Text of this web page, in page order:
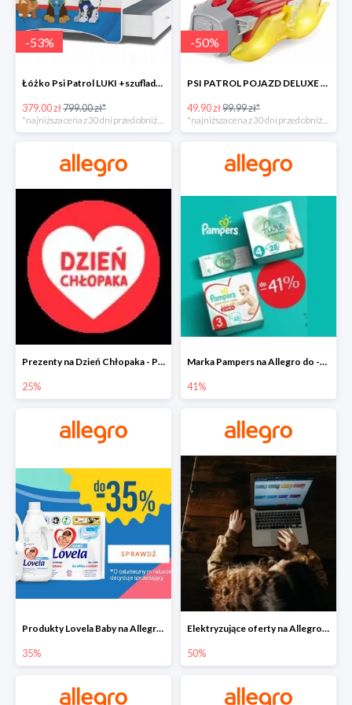
-53%
Łóżko Psi Patrol LUKI +szuflada+materac+grafika -52%
379.00 zł799.00 zł*
-50%
PSI PATROL POJAZD DELUXE FIGURKA MARSHALL MIGHTY -50%
49.90 zł99.99 zł*
Prezenty na Dzień Chłopaka - Produkty SOXO do -25%
25%
Marka Pampers na Allegro do -41%
41%
Produkty Lovela Baby na Allegro do -35%
35%
Elektryzujące oferty na Allegro do -50%
50%